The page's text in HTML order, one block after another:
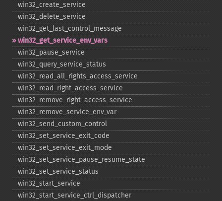
win32_​create_​service
win32_​delete_​service
win32_​get_​last_​control_​message
win32_​get_​service_​env_​vars
win32_​pause_​service
win32_​query_​service_​status
win32_​read_​all_​rights_​access_​service
win32_​read_​right_​access_​service
win32_​remove_​right_​access_​service
win32_​remove_​service_​env_​var
win32_​send_​custom_​control
win32_​set_​service_​exit_​code
win32_​set_​service_​exit_​mode
win32_​set_​service_​pause_​resume_​state
win32_​set_​service_​status
win32_​start_​service
win32_​start_​service_​ctrl_​dispatcher